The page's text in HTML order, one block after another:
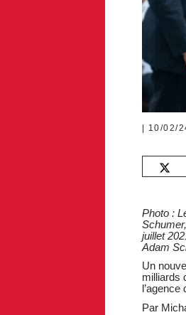
10/02/
Photo :
juillet
Adam
Un
milliards
Par